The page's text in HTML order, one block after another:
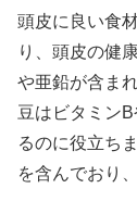
頭皮に良い食
り、頭皮の健
や亜鉛が含ま
豆はビタミン
るのに役立ち
を含んでおり